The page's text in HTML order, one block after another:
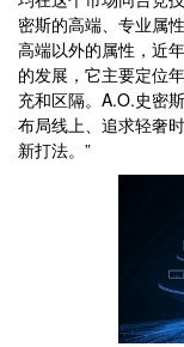
密斯的高端、专业属
高端以外的属性，近
的发展，它主要定位
充和区隔。A.O.史密
布局线上、追求轻奢
新打法。”